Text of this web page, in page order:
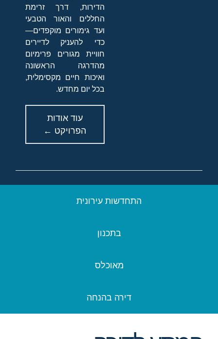
התחדשות עירונית
בתכנון
מאוכלס
דירה בהנחה
הדירות, דרך זרימת
החללים והאור הטבעי
ועד גימורים מוקפדים—
כדי להעניק לדיירים
חוויית מגורים פרימיום
מהדרגה הראשונה
ואיכות חיים מקסימלית,
בכל יום מחדש.
עוד אודות
הפרויקט ←